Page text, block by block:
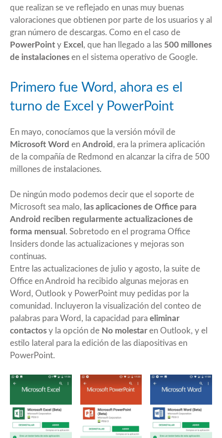
que realizan se ve reflejado en unas muy buenas
valoraciones que obtienen por parte de los usuarios y al
gran número de descargas. Como en el caso de
PowerPoint y Excel , que han llegado a las 500 millones
de instalaciones en el sistema operativo de Google.
Primero fue Word, ahora es el
turno de Excel y PowerPoint
En mayo, conocíamos que la versión móvil de
Microsoft Word en Android , era la primera aplicación
de la compañía de Redmond en alcanzar la cifra de 500
millones de instalaciones.
De ningún modo podemos decir que el soporte de
Microsoft sea malo, las aplicaciones de Office para
Android reciben regularmente actualizaciones de
forma mensual . Sobretodo en el programa Office
Insiders donde las actualizaciones y mejoras son
continuas.
Entre las actualizaciones de julio y agosto, la suite de
Office en Android ha recibido algunas mejoras en
Word, Outlook y PowerPoint muy pedidas por la
comunidad. Incluyeron la visualización del conteo de
palabras para Word, la capacidad para eliminar
contactos y la opción de No molestaren Outlook, y el
estilo lateral para la edición de las diapositivas en
PowerPoint.